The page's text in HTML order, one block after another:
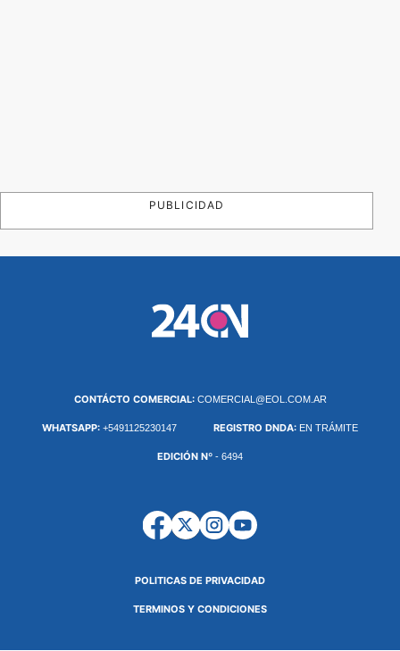
PUBLICIDAD
CONTÁCTO COMERCIAL: COMERCIAL@EOL.COM.AR
WHATSAPP: +5491125230147 REGISTRO DNDA: EN TRÁMITE
EDICIÓN Nº - 6494
POLITICAS DE PRIVACIDAD
TERMINOS Y CONDICIONES